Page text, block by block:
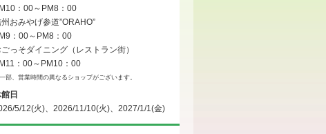
：00～PM8：00
おみやげ参道”ORAHO”
：00～PM8：00
ごっそダイニング（レストラン街）
：00～PM10：00
部、営業時間の異なるショップがございます。
日
5/12(火)、2026/11/10(火)、2027/1/1(金)